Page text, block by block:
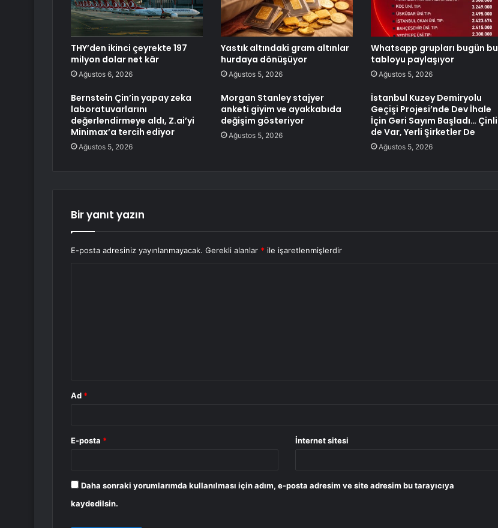
THY’den ikinci çeyrekte 197
milyon dolar net kâr
Ağustos 6, 2026
Yastık altındaki gram altınlar
hurdaya dönüşüyor
Ağustos 5, 2026
Whatsapp grupları bugün bu
tabloyu paylaşıyor
Ağustos 5, 2026
Bernstein Çin’in yapay zeka
laboratuvarlarını
değerlendirmeye aldı, Z.ai’yi
Minimax’a tercih ediyor
Ağustos 5, 2026
Morgan Stanley stajyer
anketi giyim ve ayakkabıda
değişim gösteriyor
Ağustos 5, 2026
İstanbul Kuzey Demiryolu
Geçişi Projesi’nde Dev İhale
İçin Geri Sayım Başladı… Çinli
de Var, Yerli Şirketler De
Ağustos 5, 2026
Bir yanıt yazın
E-posta adresiniz yayınlanmayacak. Gerekli alanlar * ile işaretlenmişlerdir
Ad *
E-posta * İnternet sitesi
Daha sonraki yorumlarımda kullanılması için adım, e-posta adresim ve site adresim bu tarayıcıya
kaydedilsin.